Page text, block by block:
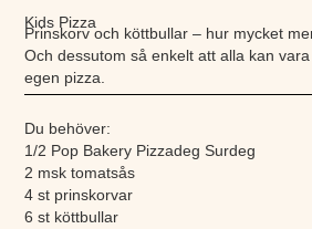
Kids Pizza
Prinskorv och köttbullar – hur mycket
Och dessutom så enkelt att alla kan
egen pizza.
Du behöver:
1/2 Pop Bakery Pizzadeg Surdeg
2 msk tomatsås
4 st prinskorvar
6 st köttbullar